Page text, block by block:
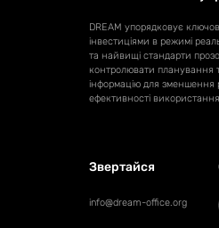
DREAM упорядковує
інвестиціями в режимі
та найвищі стандарти
контролювати планування
інформацію для зменшення
ефективності
Звертайся
info@dream-office.org